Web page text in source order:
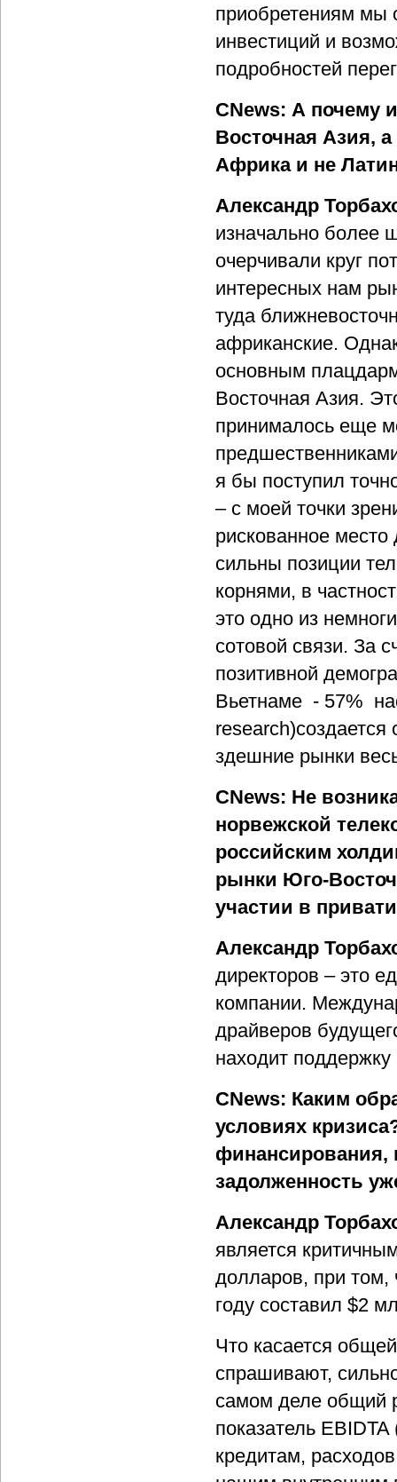
приобретениям мы
инвестиций и
подробностей
CNews: А почему
Восточная Азия,
Африка и не
Александр
изначально более
очерчивали круг
интересных нам
туда
африканские.
основным
Восточная Азия.
принималось еще
я бы поступил
– с моей точки
рискованное
сильны позиции
корнями, в
это одно из
сотовой связи. За
позитивной
Вьетнаме - 57%
здешние рынки
CNews: Не
норвежской
российским
рынки Юго-
участии в
Александр
директоров – это
компании.
драйверов
находит
CNews: Каким
условиях
финансирования,
задолженность
Александр
является
долларов, при
году составил $2
Что касается
спрашивают,
самом деле общий
показатель
кредитам,